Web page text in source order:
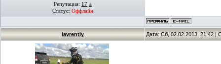
Репутация: 17 ±
Статус: Оффлайн
lavrentiy Дата: Сб, 02.02.2013, 21:42 |